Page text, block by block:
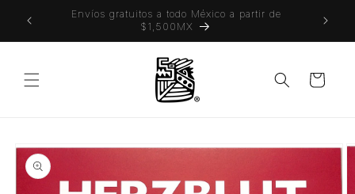
directamenteEnvíos gratuitos a todo México a partir de
$1,500MX
Carrito
a la
información
del producto